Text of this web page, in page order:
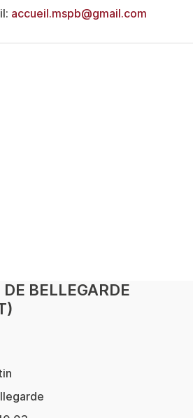
accueil.mspb@gmail.com
BELLEGARDE